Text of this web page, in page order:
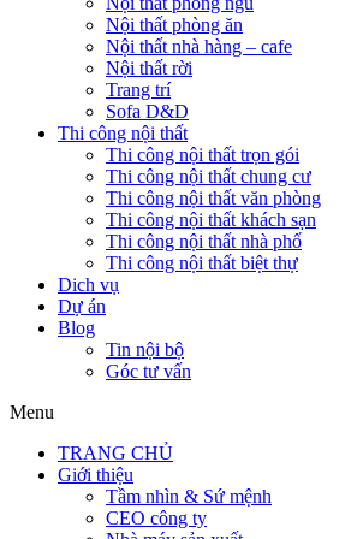
Nội thất phòng ăn
Nội thất nhà hàng – cafe
Nội thất rời
Trang trí
Sofa D&D
Thi công nội thất
Thi công nội thất trọn gói
Thi công nội thất chung cư
Thi công nội thất văn phòng
Thi công nội thất khách sạn
Thi công nội thất nhà phố
Thi công nội thất biệt thự
Dich vụ
Dự án
Blog
Tin nội bộ
Góc tư vấn
Menu
TRANG CHỦ
Giới thiệu
Tầm nhìn & Sứ mệnh
CEO công ty